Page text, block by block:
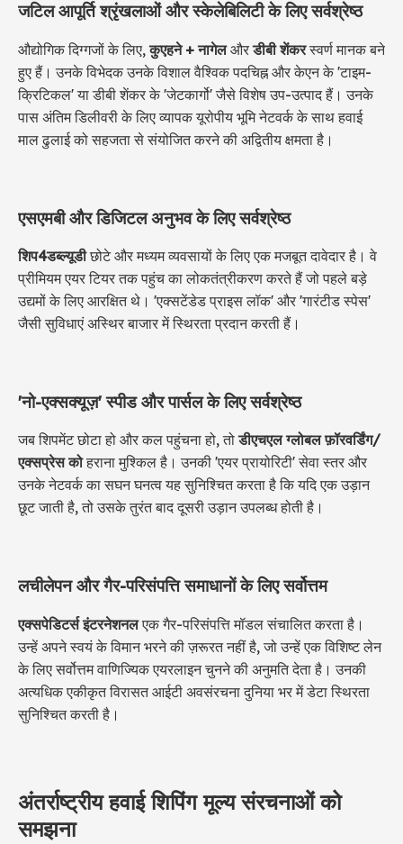
जटिल आपूर्ति श्रृंखलाओं और स्केलेबिलिटी के लिए सर्वश्रेष्ठ
औद्योगिक दिग्गजों के लिए,कुएहने + नागेलऔरडीबी शेंकरस्वर्ण मानक बने
हुए हैं। उनके विभेदक उनके विशाल वैश्विक पदचिह्न और केएन के 'टाइम-
क्रिटिकल' या डीबी शेंकर के 'जेटकार्गो' जैसे विशेष उप-उत्पाद हैं। उनके
पास अंतिम डिलीवरी के लिए व्यापक यूरोपीय भूमि नेटवर्क के साथ हवाई
माल ढुलाई को सहजता से संयोजित करने की अद्वितीय क्षमता है।
एसएमबी और डिजिटल अनुभव के लिए सर्वश्रेष्ठ
शिप4डब्ल्यूडीछोटे और मध्यम व्यवसायों के लिए एक मजबूत दावेदार है। वे
प्रीमियम एयर टियर तक पहुंच का लोकतंत्रीकरण करते हैं जो पहले बड़े
उद्यमों के लिए आरक्षित थे। 'एक्सटेंडेड प्राइस लॉक' और 'गारंटीड स्पेस'
जैसी सुविधाएं अस्थिर बाजार में स्थिरता प्रदान करती हैं।
'नो-एक्सक्यूज़' स्पीड और पार्सल के लिए सर्वश्रेष्ठ
जब शिपमेंट छोटा हो और कल पहुंचना हो, तोडीएचएल ग्लोबल फ़ॉरवर्डिंग/
एक्सप्रेस कोहराना मुश्किल है। उनकी 'एयर प्रायोरिटी' सेवा स्तर और
उनके नेटवर्क का सघन घनत्व यह सुनिश्चित करता है कि यदि एक उड़ान
छूट जाती है, तो उसके तुरंत बाद दूसरी उड़ान उपलब्ध होती है।
लचीलेपन और गैर-परिसंपत्ति समाधानों के लिए सर्वोत्तम
एक्सपेडिटर्स इंटरनेशनलएक गैर-परिसंपत्ति मॉडल संचालित करता है।
उन्हें अपने स्वयं के विमान भरने की ज़रूरत नहीं है, जो उन्हें एक विशिष्ट लेन
के लिए सर्वोत्तम वाणिज्यिक एयरलाइन चुनने की अनुमति देता है। उनकी
अत्यधिक एकीकृत विरासत आईटी अवसंरचना दुनिया भर में डेटा स्थिरता
सुनिश्चित करती है।
अंतर्राष्ट्रीय हवाई शिपिंग मूल्य संरचनाओं को
समझना